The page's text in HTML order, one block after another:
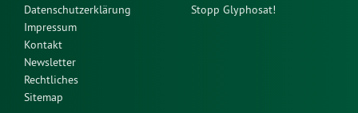
Datenschutzerklärung
Impressum
Kontakt
Newsletter
Rechtliches
Sitemap
Stopp Glyphosat!